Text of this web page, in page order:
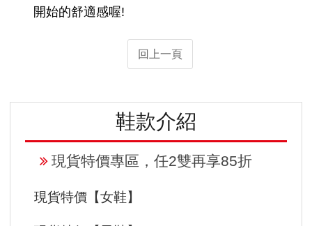
鞋款介紹
現貨特價專區，任2雙再享85折
現貨特價【女鞋】
開始的舒適感喔!
回上一頁